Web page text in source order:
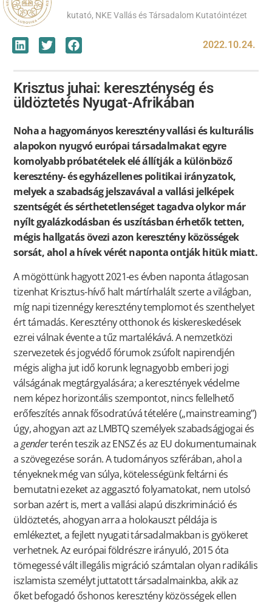
kutató, NKE Vallás és Társadalom Kutatóintézet
2022.10.24.
Krisztus juhai: kereszténység és
üldöztetés Nyugat-Afrikában
Noha a hagyományos keresztény vallási és kulturális
alapokon nyugvó európai társadalmakat egyre
komolyabb próbatételek elé állítják a különböző
keresztény- és egyházellenes politikai irányzatok,
melyek a szabadság jelszavával a vallási jelképek
szentségét és sérthetetlenséget tagadva olykor már
nyílt gyalázkodásban és uszításban érhetők tetten,
mégis hallgatás övezi azon keresztény közösségek
sorsát, ahol a hívek vérét naponta ontják hitük miatt.
A mögöttünk hagyott 2021-es évben naponta átlagosan
tizenhat Krisztus-hívő halt mártírhalált szerte a világban,
míg napi tizennégy keresztény templomot és szenthelyet
ért támadás. Keresztény otthonok és kiskereskedések
ezrei válnak évente a tűz martalékává. A nemzetközi
szervezetek és jogvédő fórumok zsúfolt napirendjén
mégis aligha jut idő korunk legnagyobb emberi jogi
válságának megtárgyalására; a keresztények védelme
nem képez horizontális szempontot, nincs fellelhető
erőfeszítés annak fősodratúvá tételére („mainstreaming”)
úgy, ahogyan azt az LMBTQ személyek szabadságjogai és
agenderterén teszik az ENSZ és az EU dokumentumainak
a szövegezése során. A tudományos szférában, ahol a
tényeknek még van súlya, kötelességünk feltárni és
bemutatni ezeket az aggasztó folyamatokat, nem utolsó
sorban azért is, mert a vallási alapú diszkrimináció és
üldöztetés, ahogyan arra a holokauszt példája is
emlékeztet, a fejlett nyugati társadalmakban is gyökeret
verhetnek. Az európai földrészre irányuló, 2015 óta
tömegessé vált illegális migráció számtalan olyan radikális
iszlamista személyt juttatott társadalmainkba, akik az
őket befogadó őshonos keresztény közösségek ellen